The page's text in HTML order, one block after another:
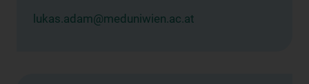
lukas.adam@meduniwien.ac.at